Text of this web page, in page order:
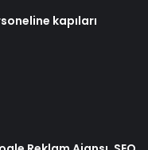
kapıları